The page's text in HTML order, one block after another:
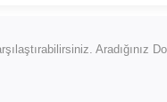
Aradığınız